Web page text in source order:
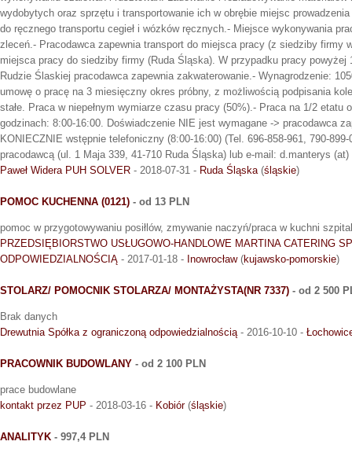
wydobytych oraz sprzętu i transportowanie ich w obrębie miejsc
do ręcznego transportu cegieł i wózków ręcznych.- Miejsce wykonywania
zleceń.- Pracodawca zapewnia transport do miejsca pracy (z siedziby firmy
miejsca pracy do siedziby firmy (Ruda Śląska). W przypadku pracy powyżej
Rudzie Ślaskiej pracodawca zapewnia zakwaterowanie.- Wynagrodzenie:
umowę o pracę na 3 miesięczny okres próbny, z możliwością podpisania
stałe. Praca w niepełnym wymiarze czasu pracy (50%).- Praca na 1/2 etatu
godzinach: 8:00-16:00. Doświadczenie NIE jest wymagane -> pracodawca
KONIECZNIE wstępnie telefoniczny (8:00-16:00) (Tel. 696-858-961, 790-
pracodawcą (ul. 1 Maja 339, 41-710 Ruda Śląska) lub e-mail: d.manterys (at)
Paweł Widera PUH SOLVER - 2018-07-31 - Ruda Śląska(śląskie)
POMOC KUCHENNA (0121) - od 13 PLN
pomoc w przygotowywaniu posiłlów, zmywanie naczyń/praca w kuchni
PRZEDSIĘBIORSTWO USŁUGOWO-HANDLOWE MARTINA CATERING
ODPOWIEDZIALNOŚCIĄ - 2017-01-18 - Inowrocław(kujawsko-pomorskie)
STOLARZ/ POMOCNIK STOLARZA/ MONTAŻYSTA(NR 7337) - od 2 500
Brak danych
Drewutnia Spółka z ograniczoną odpowiedzialnością- 2016-10-10 -
PRACOWNIK BUDOWLANY - od 2 100 PLN
prace budowlane
kontakt przez PUP - 2018-03-16 - Kobiór(śląskie)
ANALITYK - 997,4 PLN